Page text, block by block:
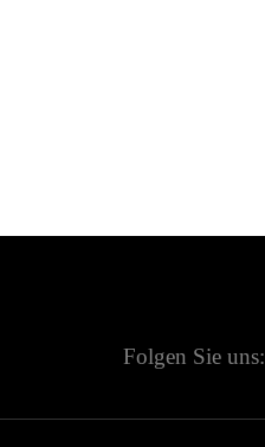
Folgen Sie uns: